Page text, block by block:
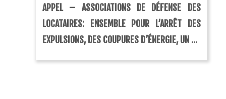
APPEL – ASSOCIATIONS DE DÉFENSE DES
LOCATAIRES: ENSEMBLE POUR L’ARRÊT DES
EXPULSIONS, DES COUPURES D’ÉNERGIE, UN ...